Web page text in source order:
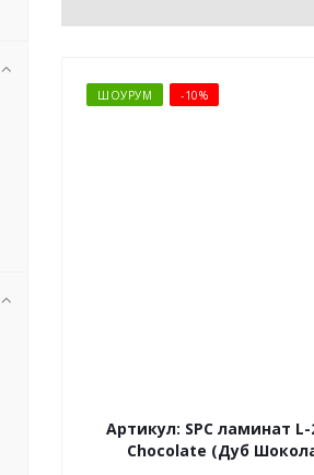
ШОУРУМ -10%
Артикул: SPC ламинат L-
Chocolate (Дуб